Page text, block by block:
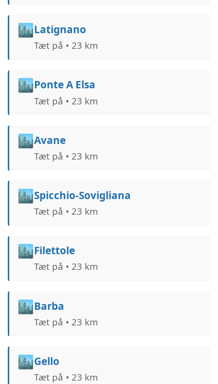
🏙️Latignano
Tæt på • 23 km
🏙️Ponte A Elsa
Tæt på • 23 km
🏙️Avane
Tæt på • 23 km
🏙️Spicchio-Sovigliana
Tæt på • 23 km
🏙️Filettole
Tæt på • 23 km
🏙️Barba
Tæt på • 23 km
🏙️Gello
Tæt på • 23 km